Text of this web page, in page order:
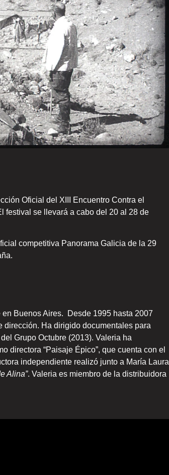
Oficial del XIII Encuentro Contra el
festival se llevará a cabo del 20 al 28 de
competitiva Panorama Galicia de la 29
Buenos Aires. Desde 1995 hasta 2007
dirección. Ha dirigido documentales para
Grupo Octubre (2013). Valeria ha
directora “Paisaje Épico”, que cuenta con el
independiente realizó junto a María Laura
Alina”. Valeria es miembro de la distribuidora